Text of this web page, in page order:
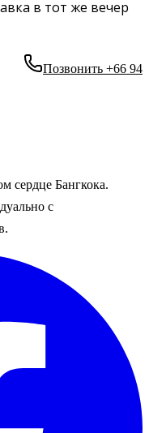
в тот же вечер
Позвонить +66 94
сердце Бангкока.
с